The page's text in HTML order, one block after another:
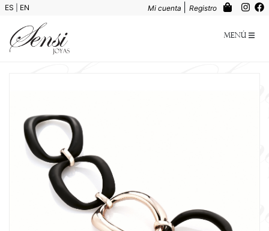
ES EN Mi cuenta Registro
Menú